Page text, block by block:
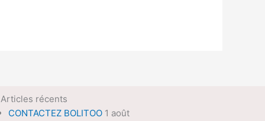
récents
CONTACTEZ BOLITOO 1 août